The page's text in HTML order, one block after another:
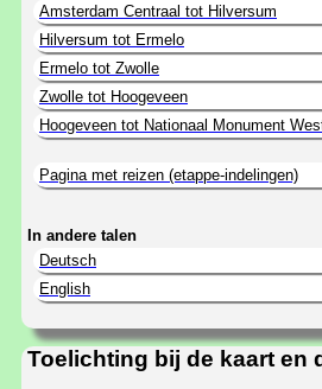
Amsterdam Centraal tot Hilversum
Hilversum tot Ermelo
Ermelo tot Zwolle
Zwolle tot Hoogeveen
Hoogeveen tot Nationaal Monument
Pagina met reizen (etappe-indelingen)
In andere talen
Deutsch
English
Toelichting bij de kaart en